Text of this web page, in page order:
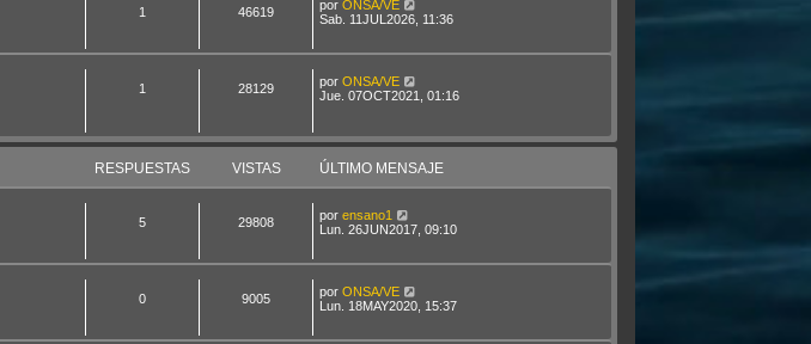
1 46619 por ONSA/VE
Sab. 11JUL2026, 11:36
1 28129 por ONSA/VE
Jue. 07OCT2021, 01:16
RESPUESTAS VISTAS ÚLTIMO MENSAJE
5 29808 por ensano1
Lun. 26JUN2017, 09:10
0 9005 por ONSA/VE
Lun. 18MAY2020, 15:37